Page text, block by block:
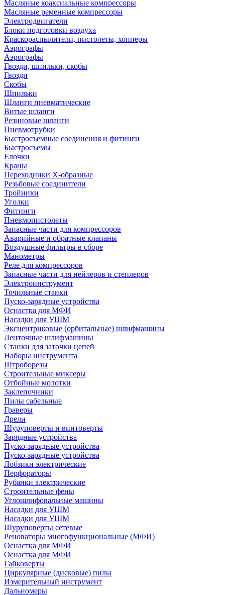
Масляные коаксиальные компрессоры
Масляные ременные компрессоры
Электродвигатели
Блоки подготовки воздуха
Краскораспылители, пистолеты, хопперы
Аэрографы
Аэрографы
Гвозди, шпильки, скобы
Гвозди
Скобы
Шпильки
Шланги пневматические
Витые шланги
Резиновые шланги
Пневмотрубки
Быстросъемные соединения и фитинги
Быстросъемы
Елочки
Краны
Переходники Х-образные
Резьбовые соединители
Тройники
Уголки
Фитинги
Пневмопистолеты
Запасные части для компрессоров
Аварийные и обратные клапаны
Воздушные фильтры в сборе
Манометры
Реле для компрессоров
Запасные части для нейлеров и степлеров
Электроинструмент
Точильные станки
Пуско-зарядные устройства
Оснастка для МФИ
Насадки для УШМ
Эксцентриковые (орбитальные) шлифмашины
Ленточные шлифмашины
Станки для заточки цепей
Наборы инструмента
Штроборезы
Строительные миксеры
Отбойные молотки
Заклепочники
Пилы сабельные
Граверы
Дрели
Шуруповерты и винтоверты
Зарядные устройства
Пуско-зарядные устройства
Пуско-зарядные устройства
Лобзики электрические
Перфораторы
Рубанки электрические
Строительные фены
Углошлифовальные машины
Насадки для УШМ
Насадки для УШМ
Шуруповерты сетевые
Реноваторы многофункциональные (МФИ)
Оснастка для МФИ
Оснастка для МФИ
Гайковерты
Циркулярные (дисковые) пилы
Измерительный инструмент
Дальномеры